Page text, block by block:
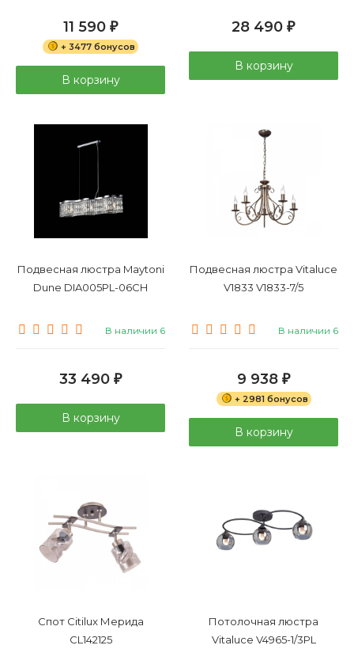
11 590 ₽
+ 3477 бонусов
В корзину
28 490 ₽
В корзину
Подвесная люстра Maytoni
Dune DIA005PL-06CH
В наличии 6
33 490 ₽
В корзину
Подвесная люстра Vitaluce
V1833 V1833-7/5
В наличии 6
9 938 ₽
+ 2981 бонусов
В корзину
Спот Citilux Мерида
CL142125
Потолочная люстра
Vitaluce V4965-1/3PL